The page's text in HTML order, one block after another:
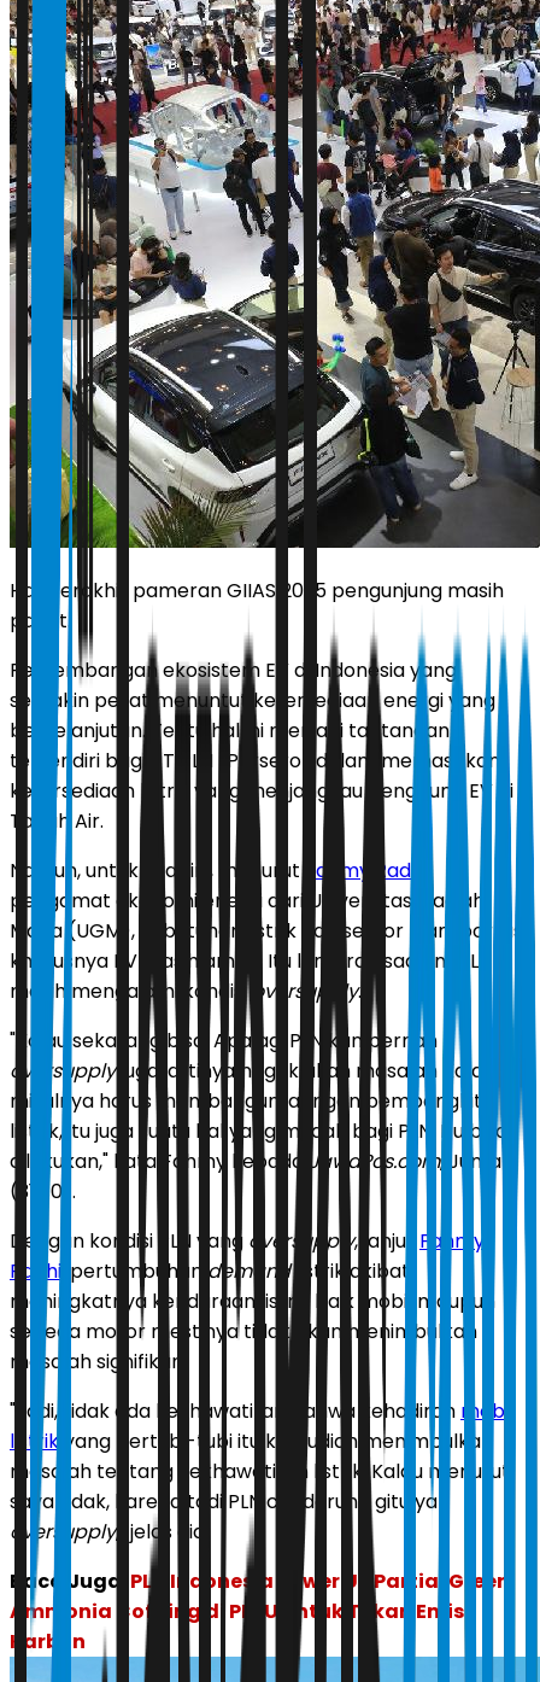
Hari terakhir pameran GIIAS 2025 pengunjung masih
padat.
Perkembangan ekosistem EV di Indonesia yang
semakin pesat menuntut ketersediaan energi yang
berkelanjutan. Tentu hal ini menjadi tantangan
tersendiri bagi PT PLN (Persero) dalam memastikan
ketersediaan listrik yang menjangkau pengguna EV di
Tanah Air.
Namun, untuk saat ini, menurut Fahmy Radhi
pengamat ekonomi energi dari Universitas Gadjah
Mada (UGM), kebutuhan listrik dari sektor transportasi
khususnya EV masih aman. Itu lantaran saat ini, PLN
masih mengalami kondisi oversupply.
"Kalau sekarang bisa. Apalagi PLN kan pernah
oversupplyjuga, artinya nggak akan masalah Kalau
misalnya harus membangun jaringan pembangkit
listrik, itu juga suatu hal yang mudah bagi PLN. Itu bisa
dilakukan," kata Fahmy kepada JawaPos.com, Jumat
(31/10).
Dengan kondisi PLN yang oversupply, lanjut Fahmy
Radhi , pertumbuhan demandlistrik akibat
meningkatnya kendaraan listrik baik mobil maupun
sepeda motor mestinya tidak akan menimbulkan
masalah signifikan.
"Jadi, tidak ada kekhawatiran bahwa kehadiran mobil
listrik yang bertubi-tubi itu kemudian menimbulkan
masalah tentang kekhawatiran listrik. Kalau menurut
saya tidak, karena tadi PLN cenderung gitu ya
oversupply," jelas dia.
Baca Juga: PLN Indonesia Power Uji Partial Green
Ammonia Cofiring di PLTU untuk Tekan Emisi
Karbon